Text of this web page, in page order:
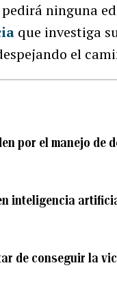
ninguna
que investiga
el
por el manejo de
inteligencia
de conseguir la